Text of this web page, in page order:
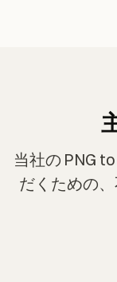
当社の PNG
だくための